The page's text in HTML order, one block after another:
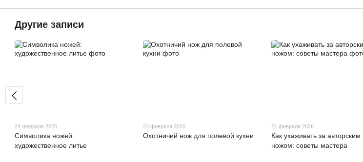
Другие записи
24 февраля 2026
Символика ножей:
художественное литье
23 февраля 2026
Охотничий нож для полевой кухни
21 февраля 2026
Как ухаживать за авторским
ножом: советы мастера